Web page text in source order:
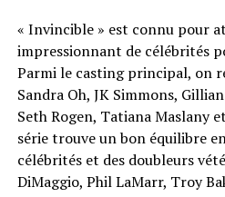
« Invincible » est connu pour
impressionnant de célébrités
Parmi le casting principal, on
Sandra Oh, JK Simmons,
Seth Rogen, Tatiana Maslany
série trouve un bon équilibre
célébrités et des doubleurs
DiMaggio, Phil LaMarr, Troy